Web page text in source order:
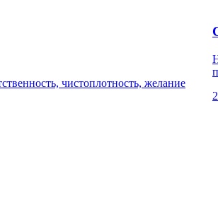
чистоплотность, желание